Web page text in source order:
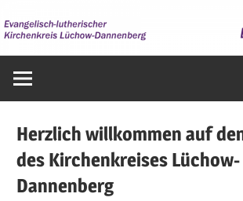
Inhalt
springen
im
Herzlich willkommen auf
des Kirchenkreises Lüchow-
Dannenberg